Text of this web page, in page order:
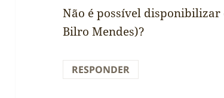
Não é possível
Bilro Mendes)?
RESPONDER